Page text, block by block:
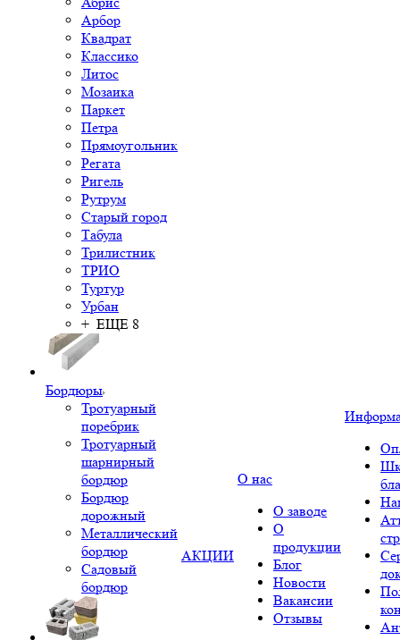
Арбор
Квадрат
Классико
Литос
Мозаика
Паркет
Петра
Прямоугольник
Регата
Ригель
Рутрум
Старый город
Табула
Трилистник
ТРИО
Туртур
Урбан
+ ЕЩЕ 8
Бордюры
Тротуарный
поребрик
Тротуарный
шарнирный
бордюр
Бордюр
дорожный
Металлический
бордюр
Садовый
бордюр
АКЦИИ
О нас
О заводе
О
продукции
Блог
Новости
Вакансии
Отзывы